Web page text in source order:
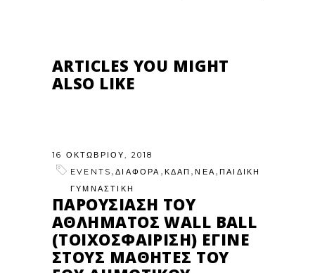
ARTICLES YOU MIGHT
ALSO LIKE
16 ΟΚΤΩΒΡΊΟΥ, 2018
EVENTS ,ΔΙΑΦΟΡΑ , ΚΔΑΠ ,ΝΕΑ,ΠΑΙΔΙΚΉ
ΓΥΜΝΑΣΤΙΚΉ
ΠΑΡΟΥΣΊΑΣΗ ΤΟΥ
ΑΘΛΉΜΑΤΟΣ WALL BALL
(ΤΟΙΧΟΣΦΑΊΡΙΣΗ) ΈΓΙΝΕ
ΣΤΟΥΣ ΜΑΘΗΤΈΣ ΤΟΥ